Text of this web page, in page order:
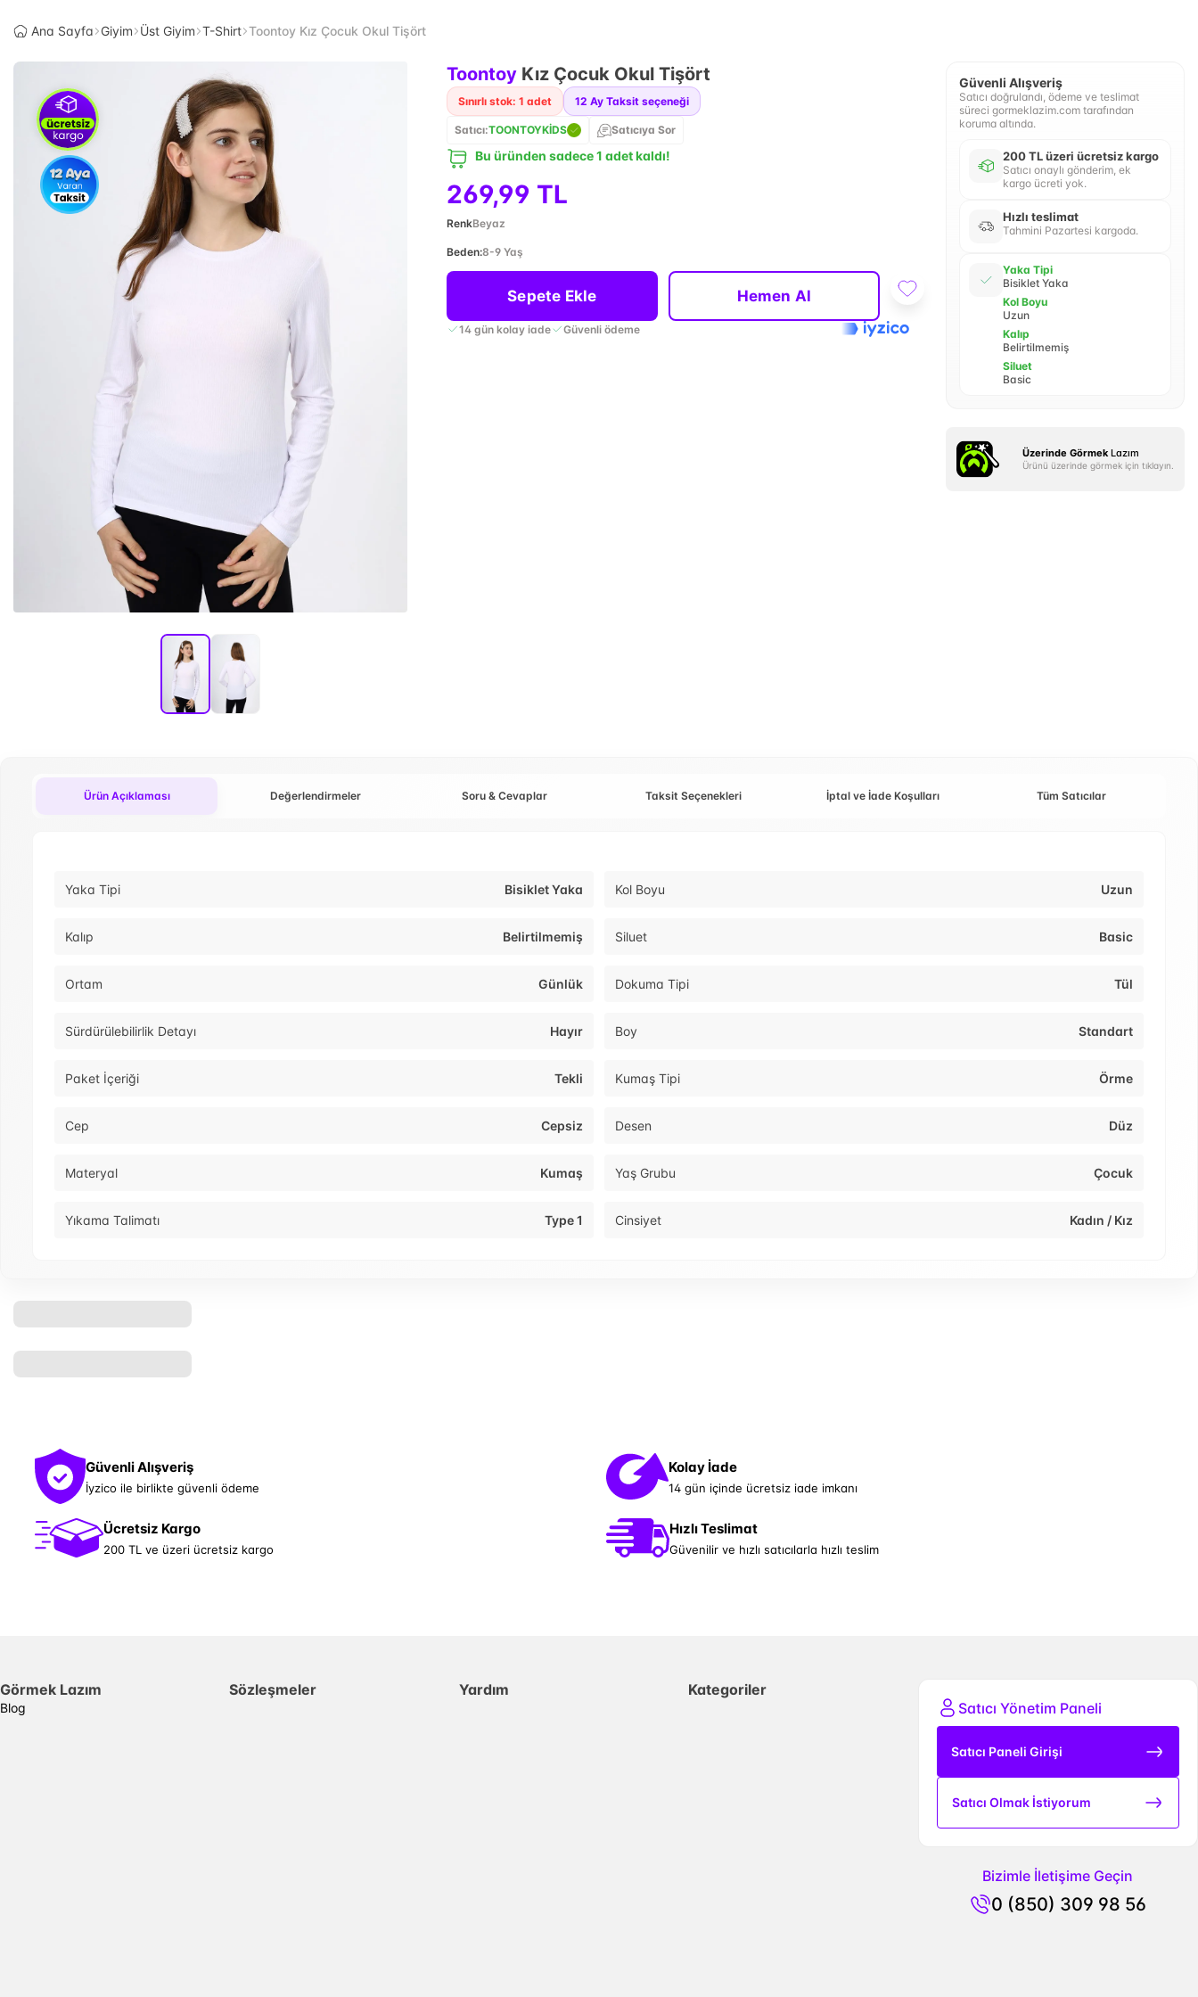
Ana Sayfa Giyim Üst Giyim T-Shirt Toontoy Kız Çocuk Okul Tişört
Toontoy Kız Çocuk Okul Tişört
Sınırlı stok: 1 adet 12 Ay Taksit seçeneği
Satıcı:TOONTOYKİDS Satıcıya Sor
Bu üründen sadece 1 adet kaldı!
269,99 TL
RenkBeyaz
Beden:8-9 Yaş
Sepete Ekle Hemen Al
14 gün kolay iade Güvenli ödeme
Güvenli Alışveriş
Satıcı doğrulandı, ödeme ve teslimat
süreci gormeklazim.com tarafından
koruma altında.
200 TL üzeri ücretsiz kargo
Satıcı onaylı gönderim, ek
kargo ücreti yok.
Hızlı teslimat
Tahmini Pazartesi kargoda.
Yaka Tipi
Bisiklet Yaka
Kol Boyu
Uzun
Kalıp
Belirtilmemiş
Siluet
Basic
Üzerinde Görmek Lazım
Ürünü üzerinde görmek için tıklayın.
Ürün Açıklaması Değerlendirmeler Soru & Cevaplar Taksit Seçenekleri İptal ve İade Koşulları Tüm Satıcılar
Yaka Tipi Bisiklet Yaka Kol Boyu Uzun
Kalıp Belirtilmemiş Siluet Basic
Ortam Günlük Dokuma Tipi Tül
Sürdürülebilirlik Detayı Hayır Boy Standart
Paket İçeriği Tekli Kumaş Tipi Örme
Cep Cepsiz Desen Düz
Materyal Kumaş Yaş Grubu Çocuk
Yıkama Talimatı Type 1 Cinsiyet Kadın / Kız
Güvenli Alışveriş
İyzico ile birlikte güvenli ödeme
Kolay İade
14 gün içinde ücretsiz iade imkanı
Ücretsiz Kargo
200 TL ve üzeri ücretsiz kargo
Hızlı Teslimat
Güvenilir ve hızlı satıcılarla hızlı teslim
Görmek Lazım
Blog
Sözleşmeler Yardım
Kategoriler
Satıcı Yönetim Paneli
Satıcı Paneli Girişi
Satıcı Olmak İstiyorum
Bizimle İletişime Geçin
0 (850) 309 98 56